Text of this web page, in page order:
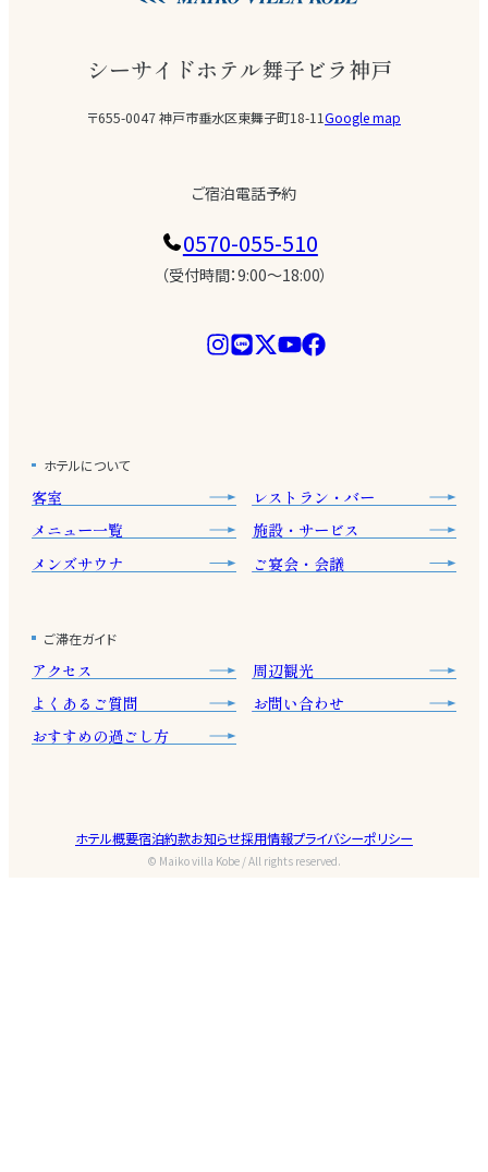
シーサイドホテル舞子ビラ神戸
〒655-0047 神戸市垂水区東舞子町18-11Google map
ご宿泊電話予約
0570-055-510
（受付時間：9:00〜18:00）
ホテルについて
客室
レストラン・バー
メニュー一覧
施設・サービス
メンズサウナ
ご宴会・会議
ご滞在ガイド
アクセス
周辺観光
よくあるご質問
お問い合わせ
おすすめの過ごし方
ホテル概要宿泊約款お知らせ採用情報プライバシーポリシー
© Maiko villa Kobe / All rights reserved.